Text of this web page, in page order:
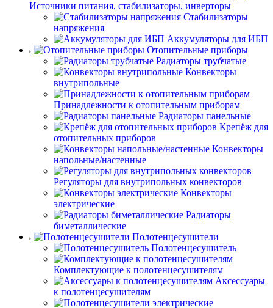
Источники питания, стабилизаторы, инверторы
Стабилизаторы
напряжения
Аккумуляторы для ИБП
Отопительные приборы
Радиаторы трубчатые
Конвекторы
внутрипольные
Принадлежности к отопительным приборам
Радиаторы панельные
Крепёж для
отопительных приборов
Конвекторы
напольные/настенные
Регуляторы для внутрипольных конвекторов
Конвекторы
электрические
Радиаторы
биметаллические
Полотенцесушители
Полотенцесушитель
Комплектующие к полотенцесушителям
Аксессуары
к полотенцесушителям